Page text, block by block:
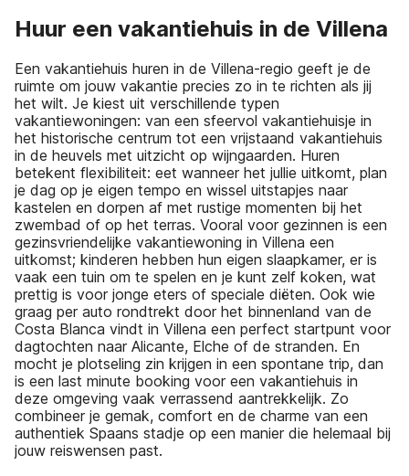
Huur een vakantiehuis in de Villena
Een vakantiehuis huren in de Villena-regio geeft je de
ruimte om jouw vakantie precies zo in te richten als jij
het wilt. Je kiest uit verschillende typen
vakantiewoningen: van een sfeervol vakantiehuisje in
het historische centrum tot een vrijstaand vakantiehuis
in de heuvels met uitzicht op wijngaarden. Huren
betekent flexibiliteit: eet wanneer het jullie uitkomt, plan
je dag op je eigen tempo en wissel uitstapjes naar
kastelen en dorpen af met rustige momenten bij het
zwembad of op het terras. Vooral voor gezinnen is een
gezinsvriendelijke vakantiewoning in Villena een
uitkomst; kinderen hebben hun eigen slaapkamer, er is
vaak een tuin om te spelen en je kunt zelf koken, wat
prettig is voor jonge eters of speciale diëten. Ook wie
graag per auto rondtrekt door het binnenland van de
Costa Blanca vindt in Villena een perfect startpunt voor
dagtochten naar Alicante, Elche of de stranden. En
mocht je plotseling zin krijgen in een spontane trip, dan
is een last minute booking voor een vakantiehuis in
deze omgeving vaak verrassend aantrekkelijk. Zo
combineer je gemak, comfort en de charme van een
authentiek Spaans stadje op een manier die helemaal bij
jouw reiswensen past.